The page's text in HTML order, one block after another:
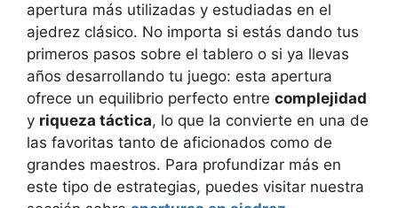
apertura más utilizadas y estudiadas en el
ajedrez clásico. No importa si estás dando tus
primeros pasos sobre el tablero o si ya llevas
años desarrollando tu juego: esta apertura
ofrece un equilibrio perfecto entre complejidad
y riqueza táctica, lo que la convierte en una de
las favoritas tanto de aficionados como de
grandes maestros. Para profundizar más en
este tipo de estrategias, puedes visitar nuestra